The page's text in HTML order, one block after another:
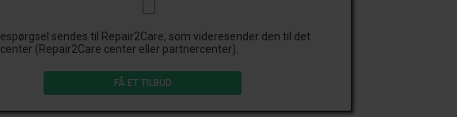
sendes til Repair2Care, som videresender den til det
(Repair2Care center eller partnercenter).